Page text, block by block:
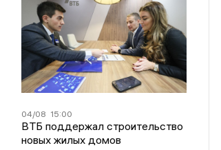
04/08 15:00
ВТБ поддержал строительство
новых жилых домов